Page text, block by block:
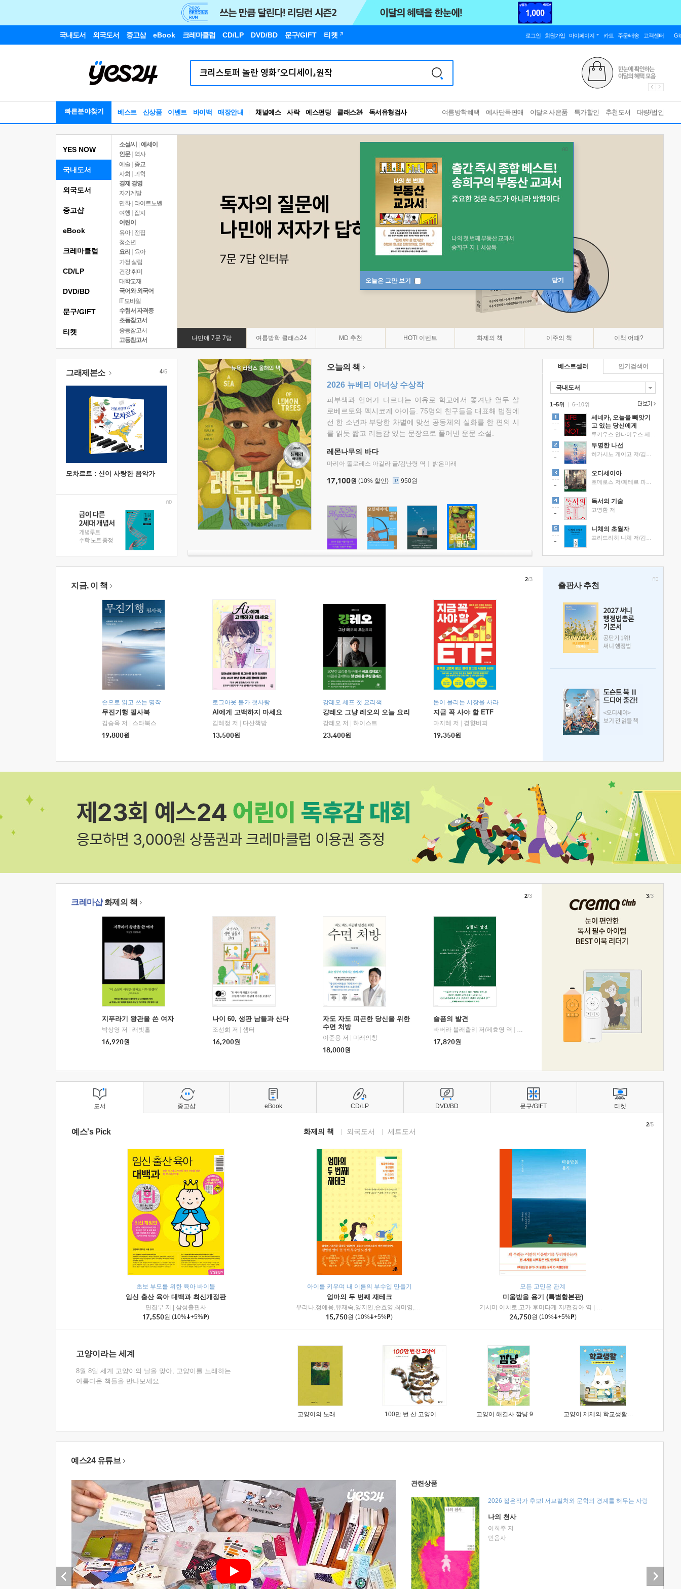
국내도서 외국도서 중고샵 eBook 크레마클럽 CD/LP DVD/BD 문구/GIFT 티켓 로그인 회원가입 마이페이지 카트 주문/배송 고객센터
빠른분야찾기 베스트 신상품 이벤트 바이백 매장안내 채널예스 사락 예스펀딩 클래스24
독서유형검사
RBTI Lab
독서유형검사
여름방학혜택 예사단독판매 이달의사은품 특가할인 추천도서 대량/법인
오늘은 그만 보기 닫기
YES NOW
국내도서
소설/시
에세이
인문
역사
예술 | 종교
사회 | 과학
경제 경영
자기계발
만화 | 라이트노벨
여행
잡지
어린이
유아 | 전집
청소년
요리
육아
가정 살림
건강 취미
대학교재
국어와 외국어
IT 모바일
수험서 자격증
초등참고서
중등참고서
고등참고서
나민애 7문 7답 여름방학 클래스24 MD 추천 HOT! 이벤트 화제의 책 이주의 책 이책 어때?
외국도서
중고샵
eBook
크레마클럽
CD/LP
DVD/BD
문구/GIFT
티켓
그래제본소
모차르트 : 신이 사랑한 음악가
4/5 오늘의 책
2026 뉴베리 아너상 수상작
피부색과 언어가 다르다는 이유로 학교에서 쫓겨난 열두 살
로베르토와 멕시코계 아이들. 75명의 친구들을 대표해 법정에
선 한 소년과 부당한 차별에 맞선 공동체의 실화를 한 편의 시
를 읽듯 짧고 리듬감 있는 문장으로 풀어낸 운문 소설.
레몬나무의 바다
마리아 돌로레스 아길라 글/김난령 역 밝은미래
17,100원 (10% 할인) 950원
베스트셀러
국내도서
1~5위 |
세네카, 오늘을 빼앗기
고 있는 당신에게
투명한 나선
오디세이아
독서의 기술
고명환 저
니체의 초월자
6~10위
인기검색어
지금, 이 책
손으로 읽고 쓰는 명작
무진기행 필사북
김승옥 저
스타북스
19,800원
로그아웃 불가 첫사랑
AI에게 고백하지 마세요
김혜정 저
다산책방
13,500원
강레오 셰프 첫 요리책
걍레오 그냥 레오의 오늘 요리
강레오 저
하이스트
23,400원
돈이 몰리는 시장을 사라
지금 꼭 사야 할 ETF
마지혜 저
경향비피
19,350원
2/3
출판사 추천
크레마샵화제의 책
지푸라기 왕관을 쓴 여자
박상영 저
래빗홀
16,920원
나이 60, 생판 남들과 산다
조선희 저
샘터
16,200원
자도 자도 피곤한 당신을 위한
수면 처방
이준용 저
미래의창
18,000원
슬픔의 발견
바버라 블래츨리 저/제효영 역
디플롯
17,820원
2/3 3/3
도서
예스's Pick 화제의 책 외국도서 세트도서
초보 부모를 위한 육아 바이블
임신 출산 육아 대백과 최신개정판
편집부 저
삼성출판사
17,550원 (10% +5% )
아이를 키우며 내 이름의 부수입 만들기
엄마의 두 번째 재테크
우리나,정예용,유재숙,양지인,손효영,최미영,조민주,이진현,차미숙,서미숙 저 | 제이브리즈북스
15,750원 (10% +5% )
모든 고민은 관계
미움받을 용기 (특별합본판)
기시미 이치로,고가 후미타케 저/전경아 역
인플루엔셜
24,750원 (10% +5% )
2/5
고양이라는 세계
8월 8일 세계 고양이의 날을 맞아, 고양이를 노래하는
아름다운 책들을 만나보세요.
고양이의 노래 100만 번 산 고양이 고양이 해결사 깜냥 9 고양이 제제의 학교생활 1 : 초등학생이 이렇게 힘들 줄이야
중고샵 eBook CD/LP DVD/BD 문구/GIFT 티켓
예스24 유튜브
관련상품
2026 젊은작가 후보! 서브컬처와 문학의 경계를 허무는 사랑
나의 천사
이희주 저
민음사